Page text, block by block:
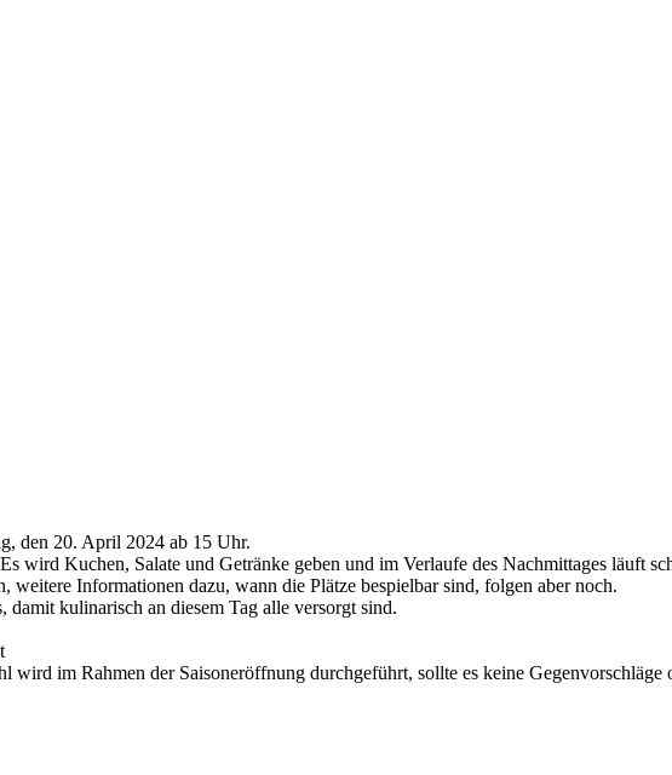
den 20. April 2024 ab 15 Uhr.
wird Kuchen, Salate und Getränke geben und im Verlaufe des Nachmittages läuft
Informationen dazu, wann die Plätze bespielbar sind, folgen aber noch.
kulinarisch an diesem Tag alle versorgt sind.
im Rahmen der Saisoneröffnung durchgeführt, sollte es keine Gegenvorschläge